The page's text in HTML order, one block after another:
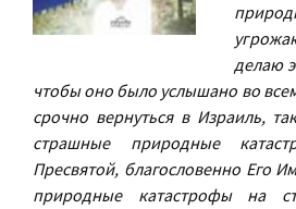
делаю
чтобы оно было услышано во
срочно вернуться в Израиль,
страшные природные
Пресвятой, благословенно Его
природные катастрофы на